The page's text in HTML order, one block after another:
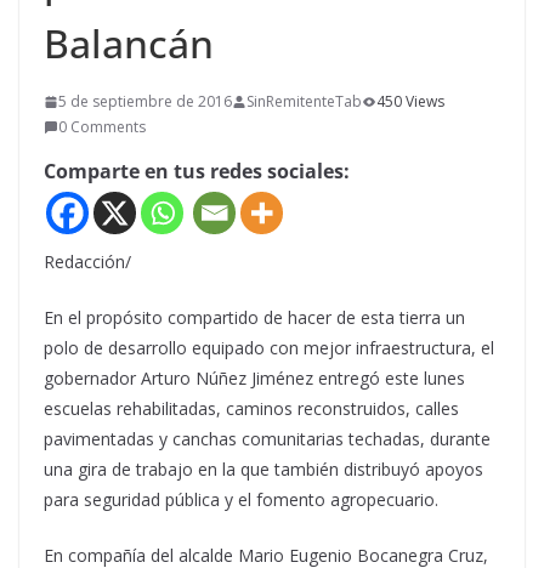
Balancán
5 de septiembre de 2016 SinRemitenteTab
450 Views
0 Comments
Comparte en tus redes sociales:
Redacción/
En el propósito compartido de hacer de esta tierra un
polo de desarrollo equipado con mejor infraestructura, el
gobernador Arturo Núñez Jiménez entregó este lunes
escuelas rehabilitadas, caminos reconstruidos, calles
pavimentadas y canchas comunitarias techadas, durante
una gira de trabajo en la que también distribuyó apoyos
para seguridad pública y el fomento agropecuario.
En compañía del alcalde Mario Eugenio Bocanegra Cruz,